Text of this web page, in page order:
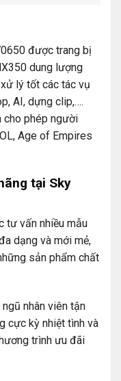
được trang bị
dung lượng
lý tốt các tác vụ
AI, dựng clip,….
cho phép người
Age of Empires
tại Sky
tư vấn nhiều mẫu
dạng và mới mẻ,
sản phẩm chất
nhân viên tận
cực kỳ nhiệt tình và
trình ưu đãi